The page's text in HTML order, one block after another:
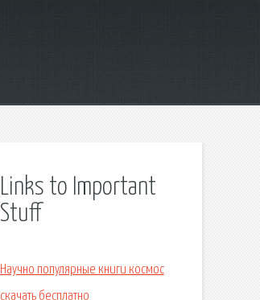
Links to Important
Stuff
Научно популярные книги космос
скачать бесплатно